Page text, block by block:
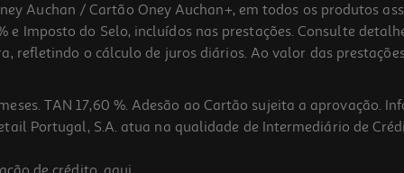
Auchan / Cartão Oney Auchan+, em todos os produtos
e Imposto do Selo, incluídos nas prestações. Consulte
refletindo o cálculo de juros diários. Ao valor das
TAN 17,60 %. Adesão ao Cartão sujeita a aprovação.
Portugal, S.A. atua na qualidade de Intermediário de